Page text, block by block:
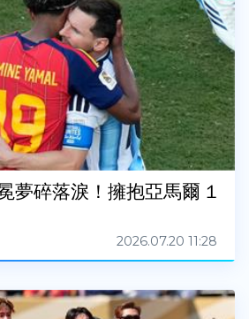
夢碎落淚！擁抱亞馬爾 1
2026.07.20 11:28